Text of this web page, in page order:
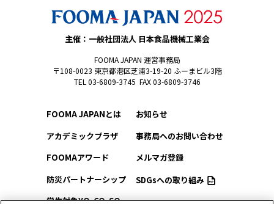
主催：一般社団法人 日本食品機械工業会
FOOMA JAPAN 運営事務局
〒108-0023 東京都港区芝浦3-19-20 ふーまビル3階
TEL 03-6809-3745 FAX 03-6809-3746
FOOMA JAPANとは
アカデミックプラザ
FOOMAアワード
防災パートナーシップ
学生対象YO-CO-SO
お知らせ
事務局へのお問い合わせ
メルマガ登録
SDGsへの取り組み